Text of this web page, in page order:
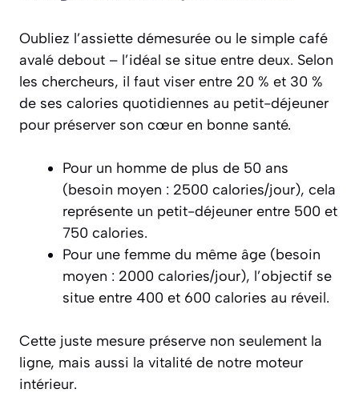
Oubliez l’assiette démesurée ou le simple café
avalé debout – l’idéal se situe entre deux. Selon
les chercheurs, il faut viser entre 20 % et 30 %
de ses calories quotidiennes au petit-déjeuner
pour préserver son cœur en bonne santé.
Pour un homme de plus de 50 ans
(besoin moyen : 2500 calories/jour), cela
représente un petit-déjeuner entre 500 et
750 calories.
Pour une femme du même âge (besoin
moyen : 2000 calories/jour), l’objectif se
situe entre 400 et 600 calories au réveil.
Cette juste mesure préserve non seulement la
ligne, mais aussi la vitalité de notre moteur
intérieur.